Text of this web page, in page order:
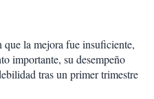
que la mejora fue insuficiente,
importante, su desempeño
tras un primer trimestre